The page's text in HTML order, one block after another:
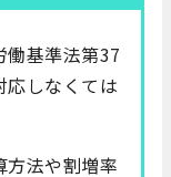
働基準法第37
応しなくては
方法や割増率